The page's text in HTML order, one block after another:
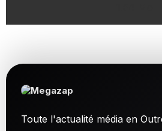
Toute l'actualité média en